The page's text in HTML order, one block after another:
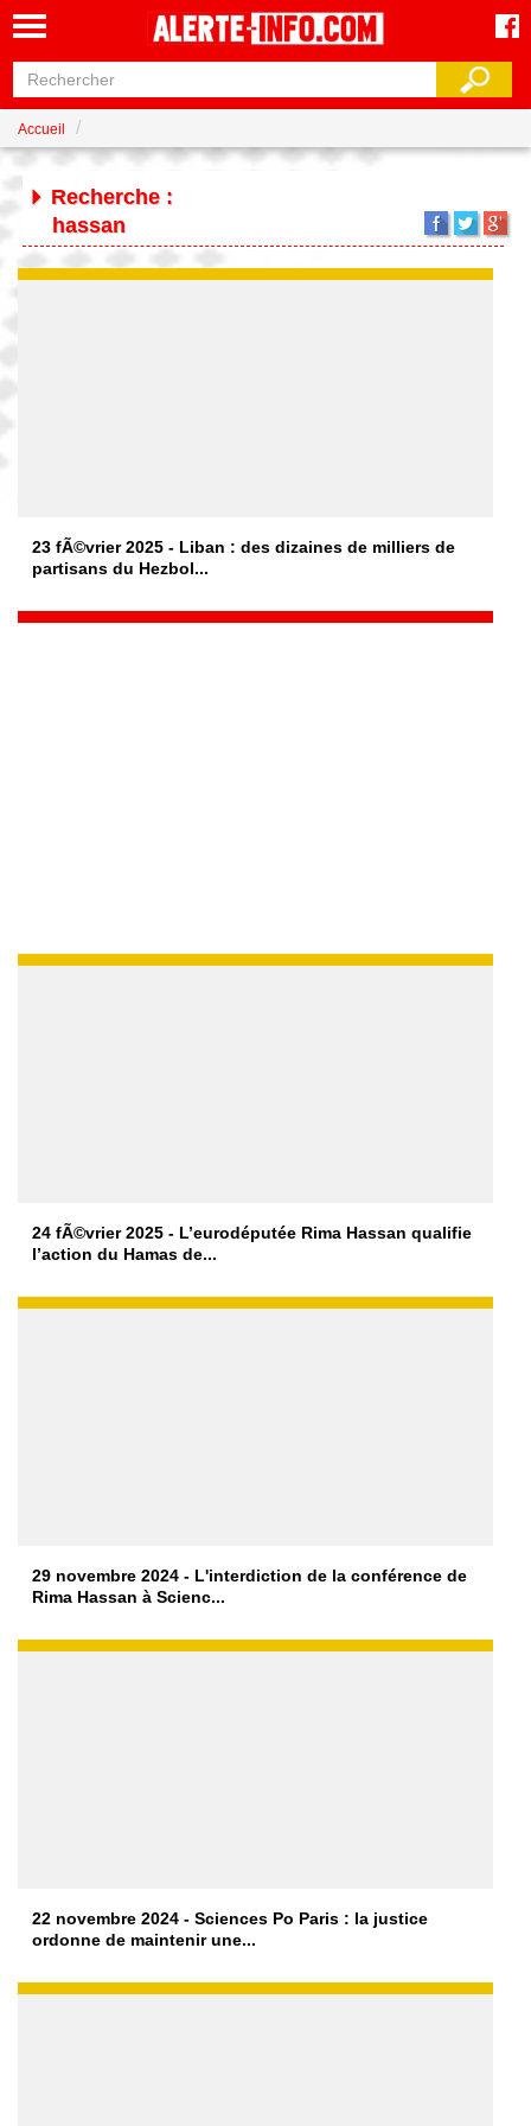
Accueil
Recherche :
hassan
23 fÃ©vrier 2025 - Liban : des dizaines de milliers de
partisans du Hezbol...
24 fÃ©vrier 2025 - L’eurodéputée Rima Hassan qualifie
l’action du Hamas de...
29 novembre 2024 - L'interdiction de la conférence de
Rima Hassan à Scienc...
22 novembre 2024 - Sciences Po Paris : la justice
ordonne de maintenir une...